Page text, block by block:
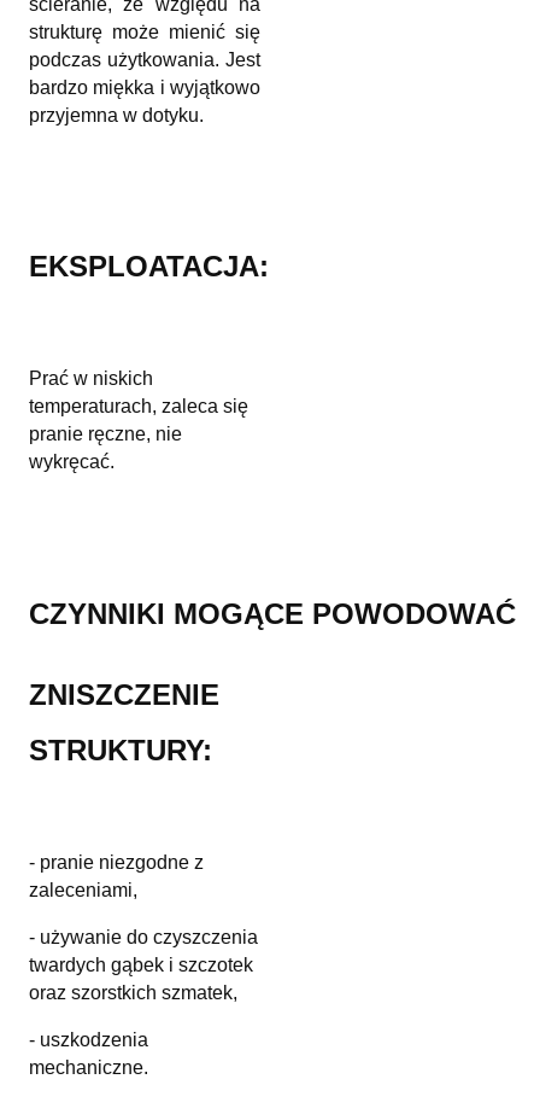
strukturę może mienić się
podczas użytkowania. Jest
bardzo miękka i wyjątkowo
przyjemna w dotyku.
EKSPLOATACJA:
Prać w niskich
temperaturach, zaleca się
pranie ręczne, nie
wykręcać.
CZYNNIKI MOGĄCE POWODOWAĆ
ZNISZCZENIE
STRUKTURY:
- pranie niezgodne z
zaleceniami,
- używanie do czyszczenia
twardych gąbek i szczotek
oraz szorstkich szmatek,
- uszkodzenia
mechaniczne.